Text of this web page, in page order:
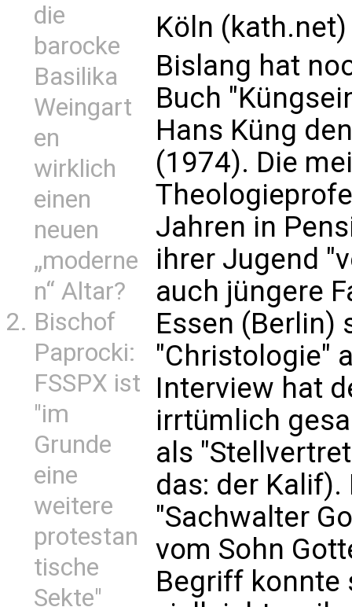
die
barocke
Basilika
Weingart
en
wirklich
einen
neuen
„moderne
n“ Altar?
Bischof
Paprocki:
FSSPX ist
"im
Grunde
eine
weitere
protestan
tische
Sekte"
Köln (kath.net)
Bislang hat
Buch
Hans Küng
(1974). Die
Jahren in
ihrer Jugend
auch jüngere
Essen (Berlin)
"Christologie"
Interview hat
irrtümlich
als
das: der
"Sachwalter
vom Sohn
Begriff konnte